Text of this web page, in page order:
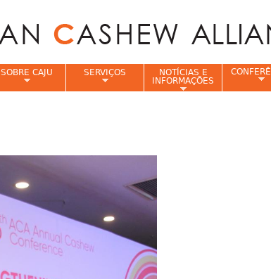
SOBRE CAJU SERVIÇOS
NOTÍCIAS E
INFORMAÇÕES